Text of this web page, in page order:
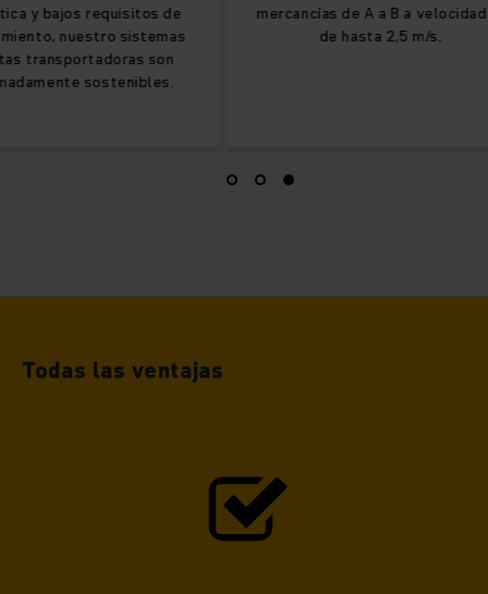
requisitos de
nuestro sistemas
son
sostenibles.
mercancías de A a B a velocidades
de hasta 2,5 m/s.
Todas las ventajas